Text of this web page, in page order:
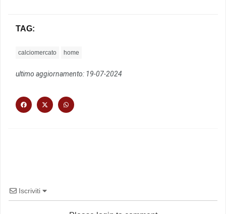
TAG:
calciomercato home
ultimo aggiornamento: 19-07-2024
Iscriviti